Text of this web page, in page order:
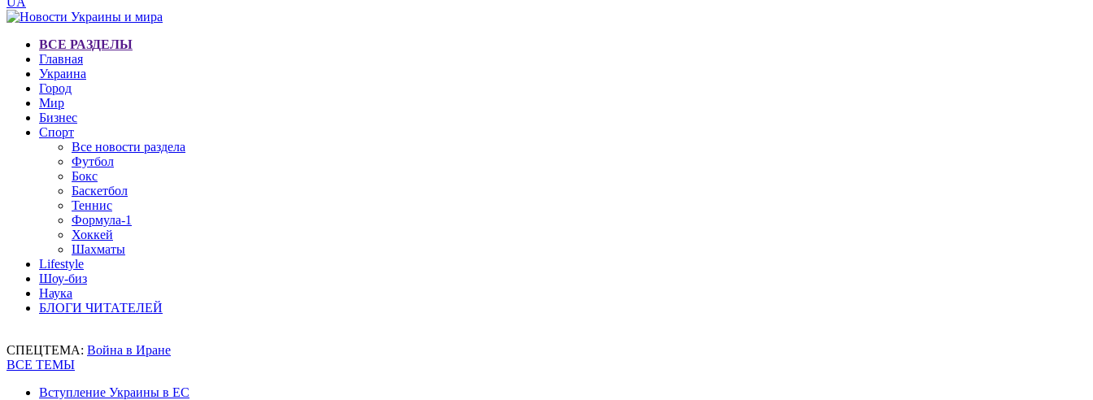
ВСЕ РАЗДЕЛЫ
Главная
Украина
Город
Мир
Бизнес
Спорт
Все новости раздела
Футбол
Бокс
Баскетбол
Теннис
Формула-1
Хоккей
Шахматы
Lifestyle
Шоу-биз
Наука
БЛОГИ ЧИТАТЕЛЕЙ
СПЕЦТЕМА: Война в Иране
ВСЕ ТЕМЫ
Вступление Украины в ЕС